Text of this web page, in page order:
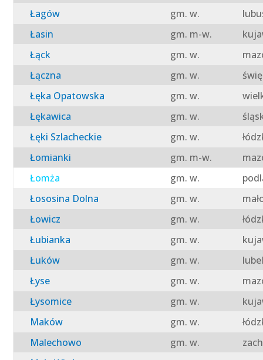
Łagów
gm. w.
Łasin
gm. m-w.
Łąck
gm. w.
Łączna
gm. w.
Łęka Opatowska
gm. w.
Łękawica
gm. w.
Łęki Szlacheckie
gm. w.
Łomianki
gm. m-w.
Łomża
gm. w.
Łososina Dolna
gm. w.
Łowicz
gm. w.
Łubianka
gm. w.
Łuków
gm. w.
Łyse
gm. w.
Łysomice
gm. w.
Maków
gm. w.
Malechowo
gm. w.